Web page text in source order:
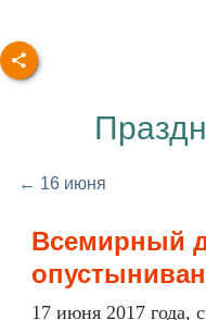
← 16 июня
Всемирный
17 июня 2017 года,